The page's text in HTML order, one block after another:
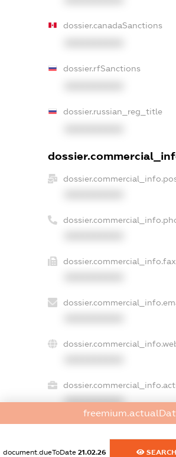
dossier.canadaSanctions
dossier.rfSanctions
dossier.russian_reg_title
dossier.commercial_info.fax
XXXXXXXXXX
freemium.exampleText_1
document.dueToDate 21.02.26